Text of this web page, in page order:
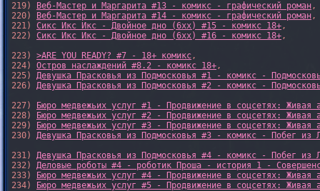
219)
Веб-Мастер и Маргарита #13 - комикс - графический роман,
220)
Веб-Мастер и Маргарита #14 - комикс - графический роман,
221) Сикс Икс Икс - Двойное дно (6xx) #15 - комикс 18+,
222) Сикс Икс Икс - Двойное дно (6xx) #16 - комикс 18+,
223) >ARE YOU READY? #7 - 18+ комикс,
224) Остров наслаждений #8.2 - комикс 18+,
225) Девушка Прасковья из Подмосковья #1 - комикс -
226) Девушка Прасковья из Подмосковья #2 - комикс -
227)
Бюро медвежьих услуг #1 - Продвижение в соцсетях: Живая
228)
Бюро медвежьих услуг #2 - Продвижение в соцсетях: Живая
229)
Бюро медвежьих услуг #3 - Продвижение в соцсетях: Живая
230) Девушка Прасковья из Подмосковья #3 - комикс - Побег из
231) Девушка Прасковья из Подмосковья #4 - комикс - Побег из
232) Деловые роботы #4 - роботик Проша - история 1 -
233)
Бюро медвежьих услуг #4 - Продвижение в соцсетях: Живая
234)
Бюро медвежьих услуг #5 - Продвижение в соцсетях: Живая